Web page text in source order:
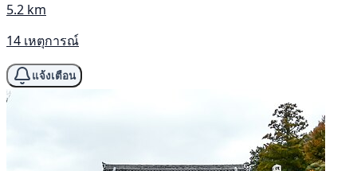
5.2 km
14 เหตุการณ์
แจ้งเตือน